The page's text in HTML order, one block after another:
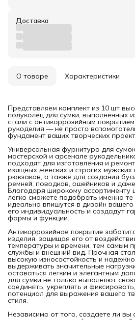
Доставка
О товаре Характеристики
Представляем комплект из 10 шт
полуколец для сумки, выполненных
стали с антикоррозийным
рукоделия — не просто
фундамент ваших творческих
Универсальная фурнитура для
мастерской и арсенале
подходят для изготовления и
изящных женских и строгих мужских
рюкзаков, а также для создания
ремней, поводков, ошейников и
Благодаря широкому ассортименту
легко сможете подобрать именно
идеально впишутся в дизайн
его индивидуальность и создадут
формы и функции.
Антикоррозийное покрытие
изделия, защищая его от
температуры и времени, тем самым
службы и внешний вид. Прочная
высокую износостойкость и
выдерживать значительные
оставаться легким и элегантным
для сумки не только выполняют
соединять, укреплять и
потенциал для выражения вашего
стиля.
Независимо от того, создаете ли вы